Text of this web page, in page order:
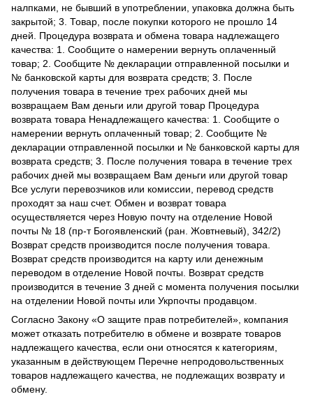
налпками, не бывший в употреблении, упаковка должна быть
закрытой; 3. Товар, после покупки которого не прошло 14
дней. Процедура возврата и обмена товара надлежащего
качества: 1. Сообщите о намерении вернуть оплаченный
товар; 2. Сообщите № декларации отправленной посылки и
№ банковской карты для возврата средств; 3. После
получения товара в течение трех рабочих дней мы
возвращаем Вам деньги или другой товар Процедура
возврата товара Ненадлежащего качества: 1. Сообщите о
намерении вернуть оплаченный товар; 2. Сообщите №
декларации отправленной посылки и № банковской карты для
возврата средств; 3. После получения товара в течение трех
рабочих дней мы возвращаем Вам деньги или другой товар
Все услуги перевозчиков или комиссии, перевод средств
проходят за наш счет. Обмен и возврат товара
осуществляется через Новую почту на отделение Новой
почты № 18 (пр-т Богоявленский (ран. Жовтневый), 342/2)
Возврат средств производится после получения товара.
Возврат средств производится на карту или денежным
переводом в отделение Новой почты. Возврат средств
производится в течение 3 дней с момента получения посылки
на отделении Новой почты или Укрпочты продавцом.
Согласно Закону «О защите прав потребителей» , компания
может отказать потребителю в обмене и возврате товаров
надлежащего качества, если они относятся к категориям,
указанным в действующем Перечне непродовольственных
товаров надлежащего качества, не подлежащих возврату и
обмену.